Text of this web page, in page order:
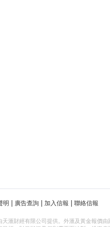
明 廣告查詢 加入信報 聯絡信報
滙財經有限公司提供。外滙及黃金報價由